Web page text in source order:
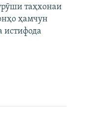
таҳхонаи
ҳамчун
истифода